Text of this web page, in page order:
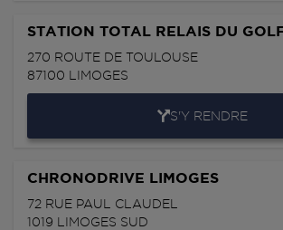
STATION TOTAL RELAIS DU
270 ROUTE DE TOULOUSE
87100 LIMOGES
S'Y RENDRE
CHRONODRIVE LIMOGES
72 RUE PAUL CLAUDEL
1019 LIMOGES SUD